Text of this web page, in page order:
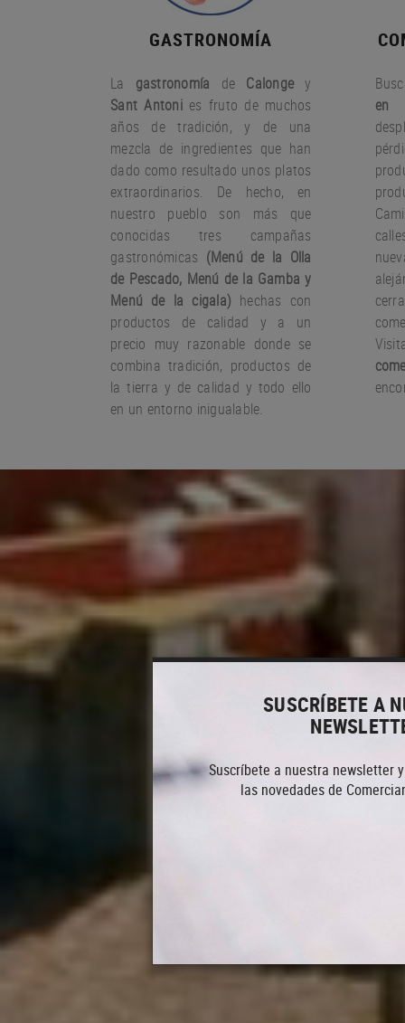
GASTRONOMÍA
La gastronomía de Calonge y
Sant Antoni es fruto de muchos
años
de tradición, y
de una
mezcla de ingredientes que han
dado como resultado unos platos
extraordinarios.
De hecho,
en
nuestro
pueblo
son más que
conocidas
tres
campañas
gastronómicas (Menú de la Olla
de Pescado, Menú de la Gamba y
Menú de la cigala) hechas con
productos
de calidad y a un
precio muy razonable donde se
combina tradición, productos de
la tierra y de calidad y todo ello
en un entorno inigualable.
en
SUSCRÍBETE A
Suscríbete a nuestra newsletter
las novedades de